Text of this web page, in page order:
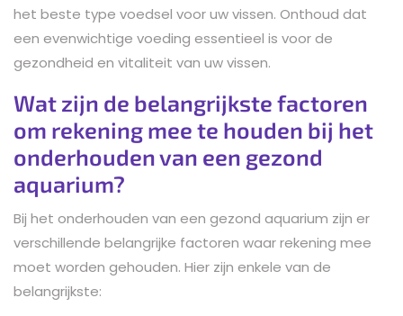
het beste type voedsel voor uw vissen. Onthoud dat
een evenwichtige voeding essentieel is voor de
gezondheid en vitaliteit van uw vissen.
Wat zijn de belangrijkste factoren
om rekening mee te houden bij het
onderhouden van een gezond
aquarium?
Bij het onderhouden van een gezond aquarium zijn er
verschillende belangrijke factoren waar rekening mee
moet worden gehouden. Hier zijn enkele van de
belangrijkste: